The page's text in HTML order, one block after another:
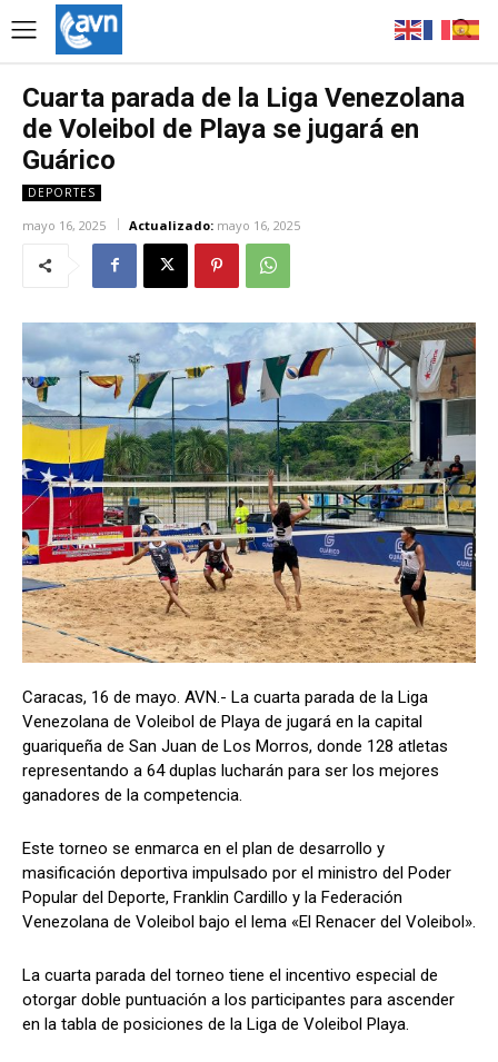
Cuarta parada de la Liga Venezolana
de Voleibol de Playa se jugará en
Guárico
DEPORTES
mayo 16, 2025 Actualizado: mayo 16, 2025
Caracas, 16 de mayo. AVN.- La cuarta parada de la Liga
Venezolana de Voleibol de Playa de jugará en la capital
guariqueña de San Juan de Los Morros, donde 128 atletas
representando a 64 duplas lucharán para ser los mejores
ganadores de la competencia.
Este torneo se enmarca en el plan de desarrollo y
masificación deportiva impulsado por el ministro del Poder
Popular del Deporte, Franklin Cardillo y la Federación
Venezolana de Voleibol bajo el lema «El Renacer del Voleibol».
La cuarta parada del torneo tiene el incentivo especial de
otorgar doble puntuación a los participantes para ascender
en la tabla de posiciones de la Liga de Voleibol Playa.